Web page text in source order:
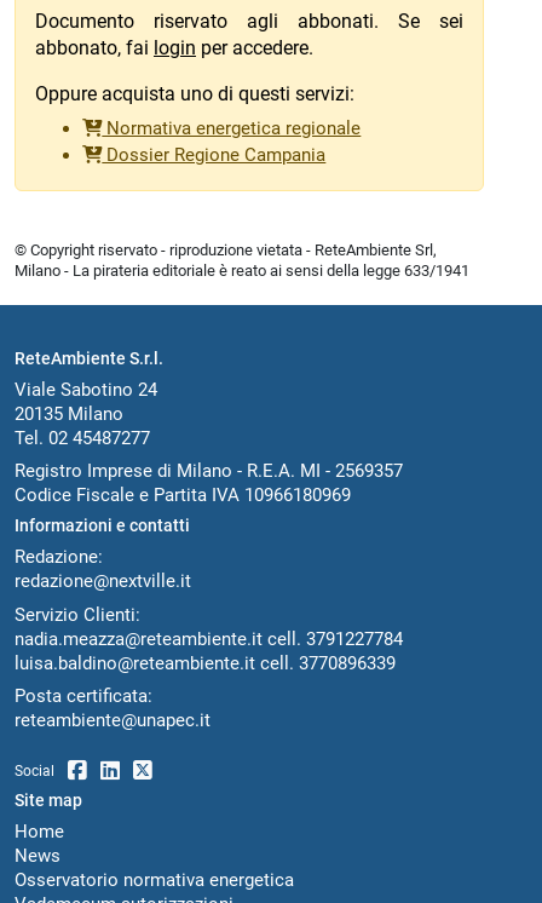
Documento riservato agli abbonati. Se sei
abbonato, fai login per accedere.
Oppure acquista uno di questi servizi:
Normativa energetica regionale
Dossier Regione Campania
© Copyright riservato - riproduzione vietata - ReteAmbiente Srl,
Milano - La pirateria editoriale è reato ai sensi della legge 633/1941
ReteAmbiente S.r.l.
Viale Sabotino 24
20135 Milano
Tel. 02 45487277
Registro Imprese di Milano - R.E.A. MI - 2569357
Codice Fiscale e Partita IVA 10966180969
Informazioni e contatti
Redazione:
redazione@nextville.it
Servizio Clienti:
nadia.meazza@reteambiente.it cell. 3791227784
luisa.baldino@reteambiente.it cell. 3770896339
Posta certificata:
reteambiente@unapec.it
Social
Site map
Home
News
Osservatorio normativa energetica